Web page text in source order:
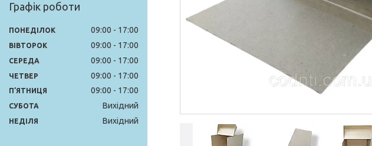
Графік роботи
ПОНЕДІЛОК 09:00 17:00
ВІВТОРОК 09:00 17:00
СЕРЕДА 09:00 17:00
ЧЕТВЕР 09:00 17:00
ПʼЯТНИЦЯ 09:00 17:00
СУБОТА Вихідний
НЕДІЛЯ Вихідний